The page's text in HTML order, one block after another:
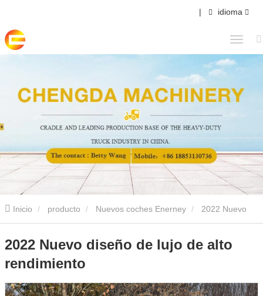
| idioma
Inicio producto Nuevos coches Enerney
2022 Nuevo diseño de lujo de alto
rendimiento